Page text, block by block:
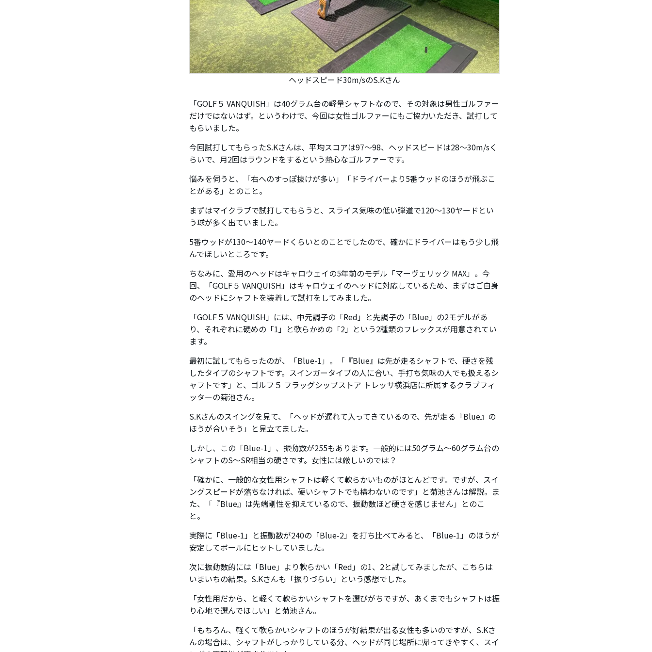
ヘッドスピード30m/sのS.Kさん
「GOLF５ VANQUISH」は40グラム台の軽量シャフトなので、その対象は男性ゴルファー
だけではないはず。というわけで、今回は女性ゴルファーにもご協力いただき、試打して
もらいました。
今回試打してもらったS.Kさんは、平均スコアは97～98、ヘッドスピードは28～30m/sく
らいで、月2回はラウンドをするという熱心なゴルファーです。
悩みを伺うと、「右へのすっぽ抜けが多い」「ドライバーより5番ウッドのほうが飛ぶこ
とがある」とのこと。
まずはマイクラブで試打してもらうと、スライス気味の低い弾道で120～130ヤードとい
う球が多く出ていました。
5番ウッドが130～140ヤードくらいとのことでしたので、確かにドライバーはもう少し飛
んでほしいところです。
ちなみに、愛用のヘッドはキャロウェイの5年前のモデル「マーヴェリック MAX」。今
回、「GOLF５ VANQUISH」はキャロウェイのヘッドに対応しているため、まずはご自身
のヘッドにシャフトを装着して試打をしてみました。
「GOLF５ VANQUISH」には、中元調子の「Red」と先調子の「Blue」の2モデルがあ
り、それぞれに硬めの「1」と軟らかめの「2」という2種類のフレックスが用意されてい
ます。
最初に試してもらったのが、「Blue-1」。「『Blue』は先が走るシャフトで、硬さを残
したタイプのシャフトです。スインガータイプの人に合い、手打ち気味の人でも扱えるシ
ャフトです」と、ゴルフ５ フラッグシップストア トレッサ横浜店に所属するクラブフィ
ッターの菊池さん。
S.Kさんのスイングを見て、「ヘッドが遅れて入ってきているので、先が走る『Blue』の
ほうが合いそう」と見立てました。
しかし、この「Blue-1」、振動数が255もあります。一般的には50グラム～60グラム台の
シャフトのS～SR相当の硬さです。女性には厳しいのでは？
「確かに、一般的な女性用シャフトは軽くて軟らかいものがほとんどです。ですが、スイ
ングスピードが落ちなければ、硬いシャフトでも構わないのです」と菊池さんは解説。ま
た、「『Blue』は先端剛性を抑えているので、振動数ほど硬さを感じません」とのこ
と。
実際に「Blue-1」と振動数が240の「Blue-2」を打ち比べてみると、「Blue-1」のほうが
安定してボールにヒットしていました。
次に振動数的には「Blue」より軟らかい「Red」の1、2と試してみましたが、こちらは
いまいちの結果。S.Kさんも「振りづらい」という感想でした。
「女性用だから、と軽くて軟らかいシャフトを選びがちですが、あくまでもシャフトは振
り心地で選んでほしい」と菊池さん。
「もちろん、軽くて軟らかいシャフトのほうが好結果が出る女性も多いのですが、S.Kさ
んの場合は、シャフトがしっかりしている分、ヘッドが同じ場所に帰ってきやすく、スイ